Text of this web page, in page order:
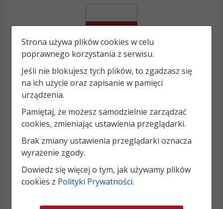
Strona używa plików cookies w celu
poprawnego korzystania z serwisu.
Jeśli nie blokujesz tych plików, to zgadzasz się
na ich użycie oraz zapisanie w pamięci
urządzenia.
Pamiętaj, że możesz samodzielnie zarządzać
cookies, zmieniając ustawienia przeglądarki.
Brak zmiany ustawienia przeglądarki oznacza
wyrażenie zgody.
Dowiedz się więcej o tym, jak używamy plików
cookies z Polityki Prywatności.